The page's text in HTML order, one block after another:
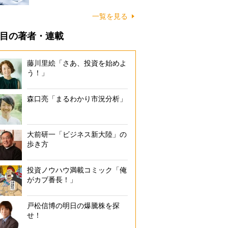
一覧を見る
の著者・連載
藤川里絵「さあ、投資を始めよ
う！」
森口亮「まるわかり市況分析」
大前研一「ビジネス新大陸」の
歩き方
投資ノウハウ満載コミック「俺
がカブ番長！」
戸松信博の明日の爆騰株を探
せ！